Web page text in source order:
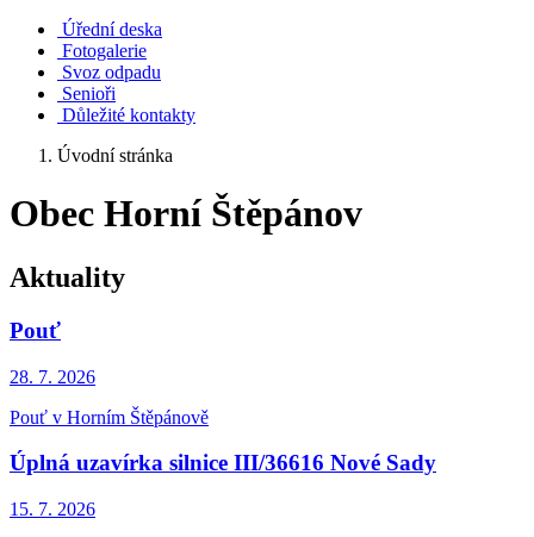
Úřední deska
Fotogalerie
Svoz odpadu
Senioři
Důležité kontakty
Úvodní stránka
Obec Horní Štěpánov
Aktuality
Pouť
28. 7. 2026
Pouť v Horním Štěpánově
Úplná uzavírka silnice III/36616 Nové Sady
15. 7. 2026